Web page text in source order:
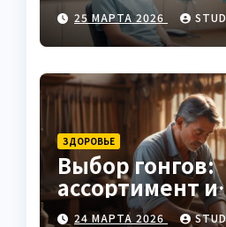
клинику
25 МАРТА 2026
ЗДОРОВЬЕ
Выбор гонгов:
ассортимент и
24 МАРТА 2026